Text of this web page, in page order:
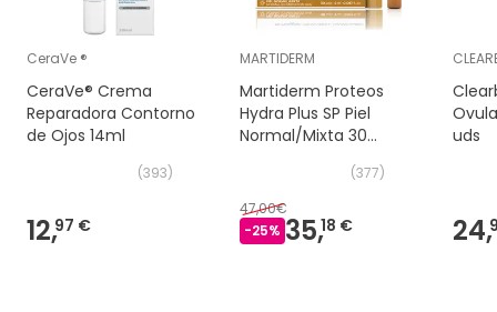
CeraVe ®
CeraVe® Crema
Reparadora Contorno
de Ojos 14ml
(393)
12,97 €
MARTIDERM
Martiderm Proteos
Hydra Plus SP Piel
Normal/Mixta 30
(377)
47,00€
-25% 35,18 €
uds
24,